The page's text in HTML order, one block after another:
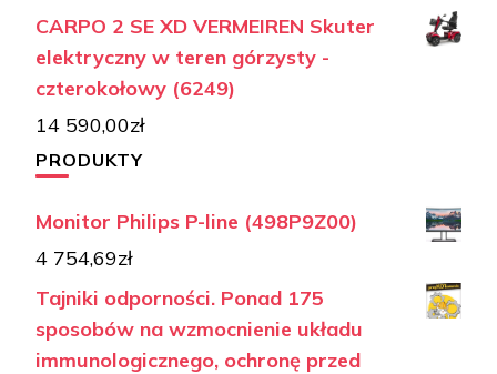
CARPO 2 SE XD VERMEIREN Skuter
elektryczny w teren górzysty -
czterokołowy (6249)
14 590,00zł
PRODUKTY
Monitor Philips P-line (498P9Z00)
4 754,69zł
Tajniki odporności. Ponad 175
sposobów na wzmocnienie układu
immunologicznego, ochronę przed